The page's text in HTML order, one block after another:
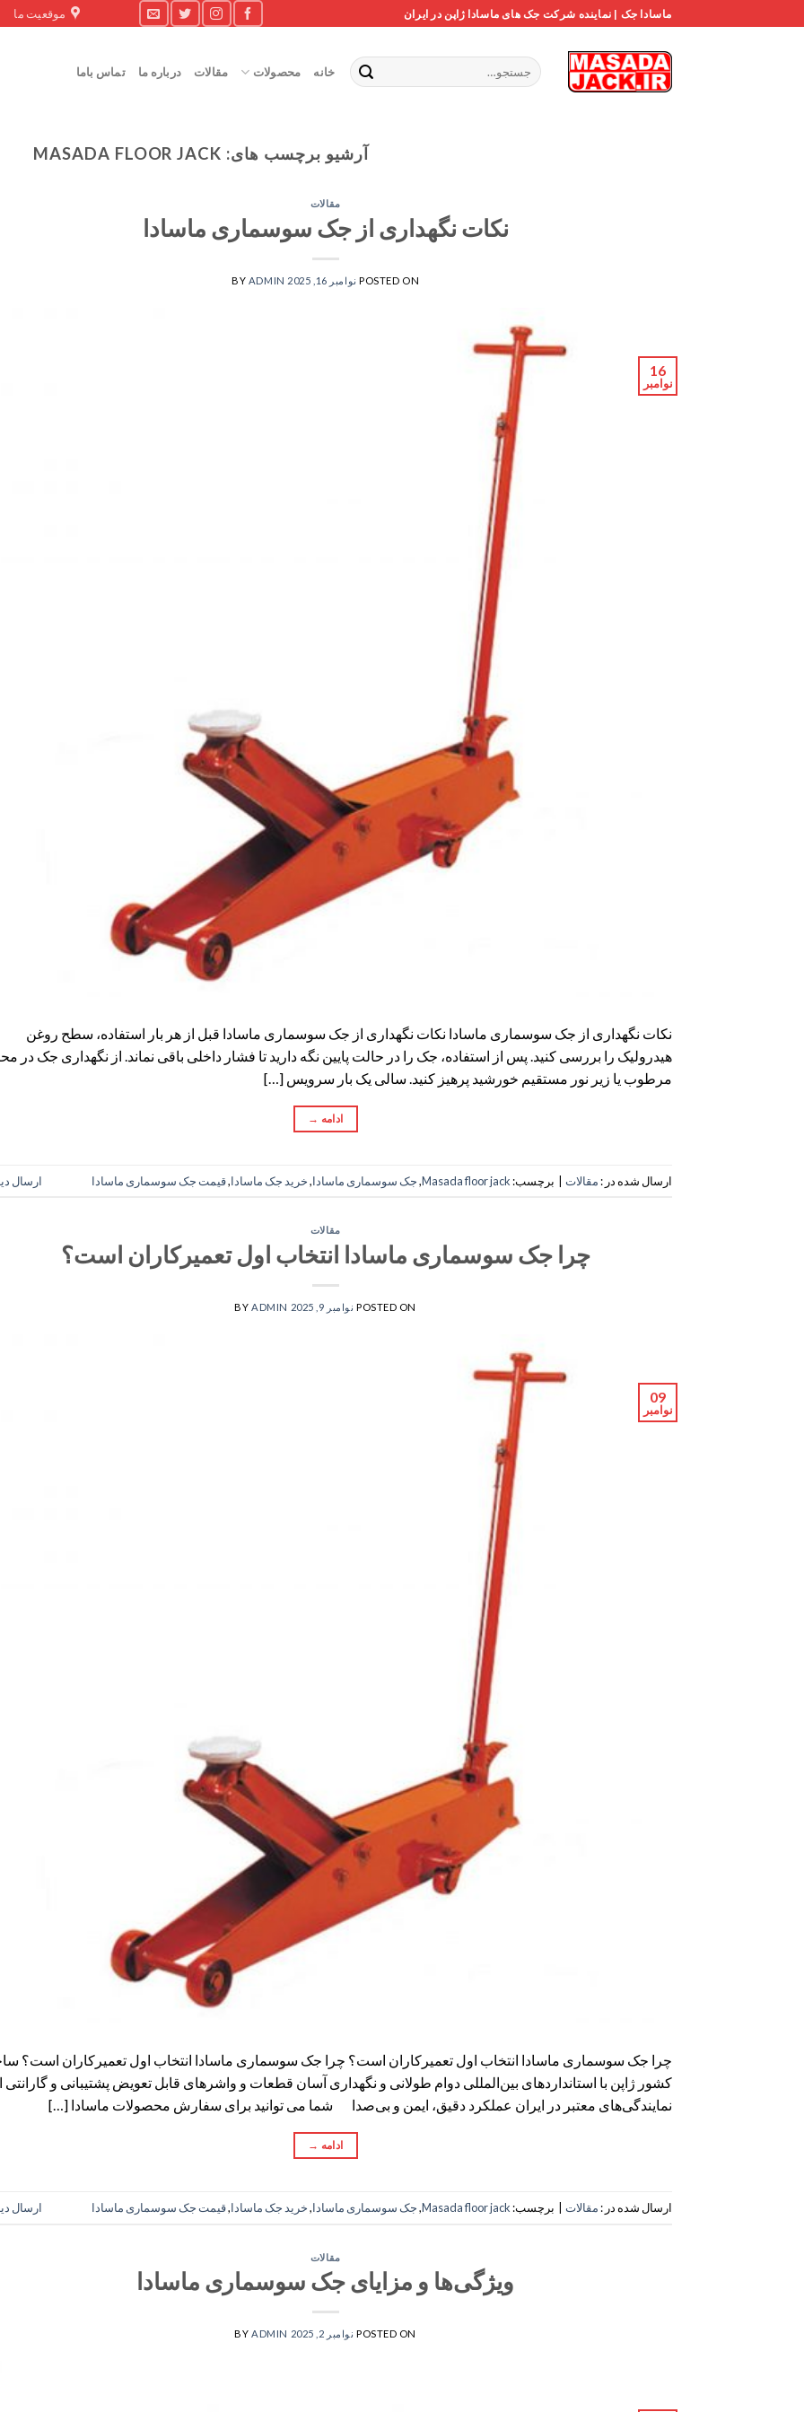
to
ماسادا جک | نماینده شرکت جک های ماسادا ژاپن در ایران موقعیت ما
جستجو
برای:
خانه محصولات مقالات درباره ما تماس باما
آرشیو برچسب های: MASADA FLOOR JACK
مقالات
نکات نگهداری از جک سوسماری ماسادا
POSTED ON نوامبر 16, 2025 BY ADMIN
16
نوامبر
نکات نگهداری از جک سوسماری ماسادا نکات نگهداری از جک سوسماری ماسادا قبل از هر بار استفاده، سطح روغن
هیدرولیک را بررسی کنید. پس از استفاده، جک را در حالت پایین نگه دارید تا فشار داخلی باقی نماند. از نگهداری جک در
مرطوب یا زیر نور مستقیم خورشید پرهیز کنید. سالی یک بار سرویس […]
ادامه →
ارسال شده در : مقالات برچسب: Masada floor jack
,جک سوسماری ماسادا,خرید جک ماسادا,قیمت جک سوسماری ماسادا ارسال
مقالات
چرا جک سوسماری ماسادا انتخاب اول تعمیرکاران است؟
POSTED ON نوامبر 9, 2025 BYADMIN
09
نوامبر
چرا جک سوسماری ماسادا انتخاب اول تعمیرکاران است؟ چرا جک سوسماری ماسادا انتخاب اول تعمیرکاران است؟
کشور ژاپن با استانداردهای بین‌المللی دوام طولانی و نگهداری آسان قطعات و واشرهای قابل تعویض پشتیبانی و گارانتی
نمایندگی‌های معتبر در ایران عملکرد دقیق، ایمن و بی‌صدا شما می توانید برای سفارش محصولات ماسادا […]
ادامه →
ارسال شده در : مقالات برچسب: Masada floor jack
,جک سوسماری ماسادا,خرید جک ماسادا,قیمت جک سوسماری ماسادا ارسال
مقالات
ویژگی‌ها و مزایای جک سوسماری ماسادا
POSTED ON نوامبر 2, 2025 BYADMIN